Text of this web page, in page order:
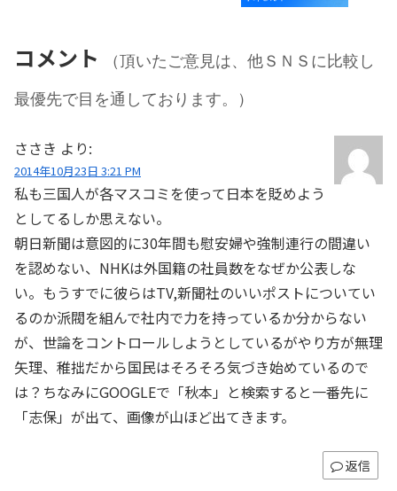
コメント
（頂いたご意見は、他ＳＮＳに比較し
最優先で目を通しております。）
ささき より:
2014年10月23日 3:21 PM
私も三国人が各マスコミを使って日本を貶めよう
としてるしか思えない。
朝日新聞は意図的に30年間も慰安婦や強制連行の間違い
を認めない、NHKは外国籍の社員数をなぜか公表しな
い。もうすでに彼らはTV,新聞社のいいポストについてい
るのか派閥を組んで社内で力を持っているか分からない
が、世論をコントロールしようとしているがやり方が無理
矢理、稚拙だから国民はそろそろ気づき始めているので
は？ちなみにGOOGLEで「秋本」と検索すると一番先に
「志保」が出て、画像が山ほど出てきます。
返信